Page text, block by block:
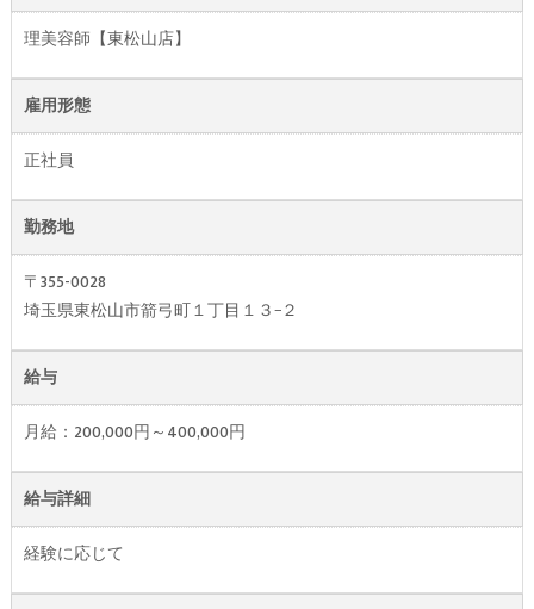
理美容師【東松山店】
雇用形態
正社員
勤務地
〒355-0028
埼玉県東松山市箭弓町１丁目１３−２
給与
月給：200,000円～400,000円
給与詳細
経験に応じて